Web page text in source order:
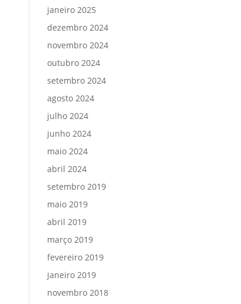
janeiro 2025
dezembro 2024
novembro 2024
outubro 2024
setembro 2024
agosto 2024
julho 2024
junho 2024
maio 2024
abril 2024
setembro 2019
maio 2019
abril 2019
março 2019
fevereiro 2019
janeiro 2019
novembro 2018